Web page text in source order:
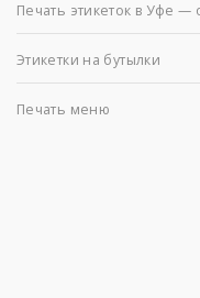
Печать этикеток в Уфе —
Этикетки на бутылки
Печать меню